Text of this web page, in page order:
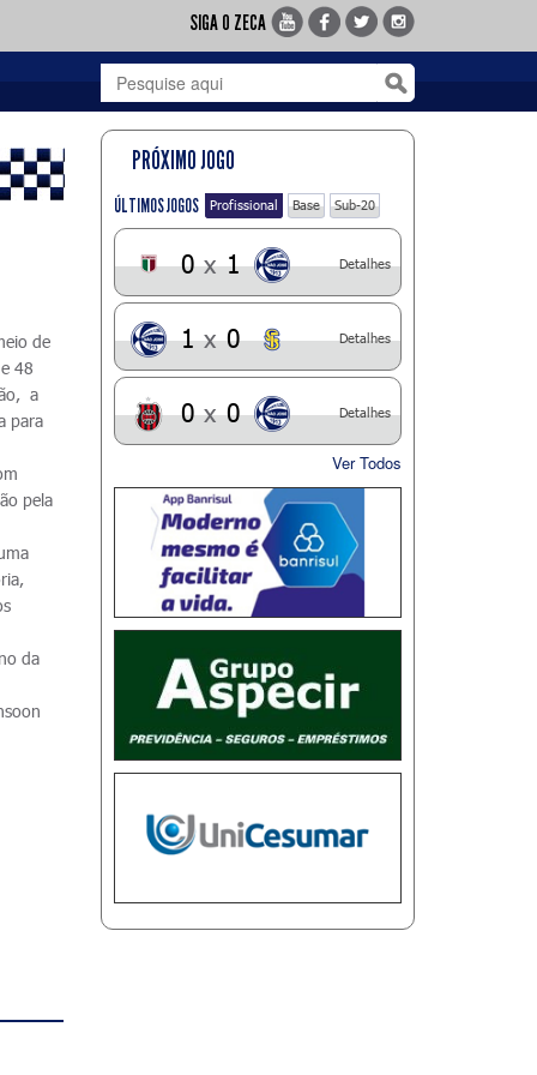
SIGA O ZECA
de
48
a
para
pela
da
PRÓXIMO JOGO
ÚLTIMOS JOGOS Profissional Base Sub-20
0 x 1 Detalhes
1 x 0 Detalhes
0 x 0 Detalhes
Ver Todos